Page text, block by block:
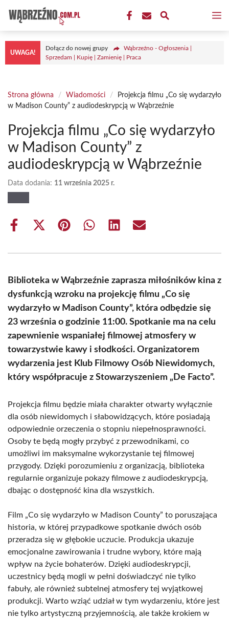
treści
UWAGA!
Dołącz do nowej grupy
Wąbrzeźno - Ogłoszenia |
Sprzedam | Kupię | Zamienię | Praca
Strona główna / Wiadomości /
Projekcja filmu „Co się wydarzyło
w Madison County” z audiodeskrypcją w Wąbrzeźnie
Projekcja filmu „Co się wydarzyło
w Madison County” z
audiodeskrypcją w Wąbrzeźnie
Data dodania: 11 września 2025 r.
Share
Share
(Twitter)
Share Share Share Share
Biblioteka w Wąbrzeźnie zaprasza miłośników kina z
dysfunkcją wzroku na projekcję filmu „Co się
wydarzyło w Madison County”, która odbędzie się
23 września o godzinie 11:00. Spotkanie ma na celu
zapewnienie wspaniałej filmowej atmosfery w
towarzystwie kawy i słodkości. Organizatorem
wydarzenia jest Klub Filmowy Osób Niewidomych,
który współpracuje z Stowarzyszeniem „De Facto”.
Projekcja filmu będzie miała charakter otwarty wyłącznie
dla osób niewidomych i słabowidzących, które posiadają
odpowiednie orzeczenia o stopniu niepełnosprawności.
Osoby te będą mogły przybyć z przewodnikami, co
umożliwi im maksymalne wykorzystanie tej filmowej
przygody. Dzięki porozumieniu z organizacją, biblioteka
regularnie organizuje pokazy filmowe z audiodeskrypcją,
dbając o dostępność kina dla wszystkich.
Film „Co się wydarzyło w Madison County” to poruszająca
historia, w której przypadkowe spotkanie dwóch osób
przeradza się w głębokie uczucie. Produkcja ukazuje
emocjonalne zawirowania i trudne wybory, które mają
wpływ na życie bohaterów. Dzięki audiodeskrypcji,
uczestnicy będą mogli w pełni doświadczyć nie tylko
fabuły, ale również subtelnej atmosfery tej wyjątkowej
produkcji. Warto wziąć udział w tym wydarzeniu, które jest
nie tylko artystyczną przyjemnością, ale także krokiem w